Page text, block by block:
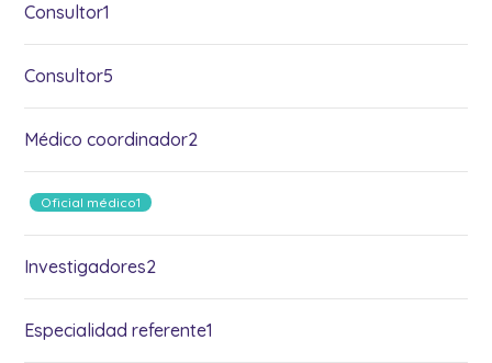
Consultor1
Consultor5
Médico coordinador2
Oficial médico1
Investigadores2
Especialidad referente1